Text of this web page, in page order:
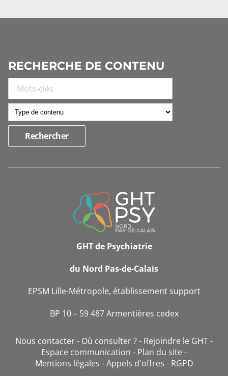
RECHERCHE DE CONTENU
INFORMATIONS
GHT de Psychiatrie
du Nord Pas-de-Calais
EPSM Lille-Métropole, établissement support
BP 10 – 59 487 Armentières cedex
Nous contacter Où consulter ?
Rejoindre le GHT
Espace communication
Plan du site
Mentions légales
Appels d'offres RGPD